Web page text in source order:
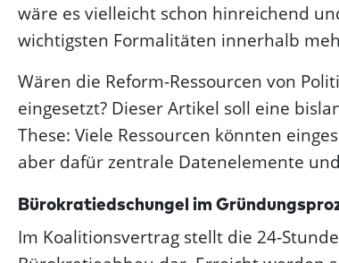
wäre es vielleicht schon hinreichend
wichtigsten Formalitäten innerhalb
Wären die Reform-Ressourcen von
eingesetzt? Dieser Artikel soll eine
These: Viele Ressourcen könnten
aber dafür zentrale Datenelemente
Bürokratie­dschungel im
Im Koalitionsvertrag stellt die 24-